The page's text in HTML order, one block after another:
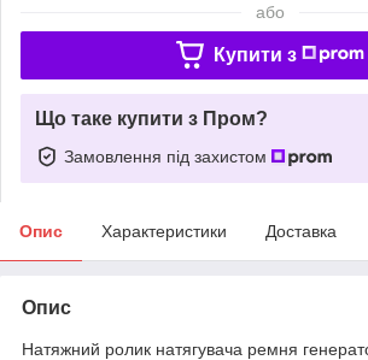
або
Купити з
Що таке купити з Пром?
Замовлення під захистом
Опис Характеристики Доставка
Опис
Натяжний ролик натягувача ремня